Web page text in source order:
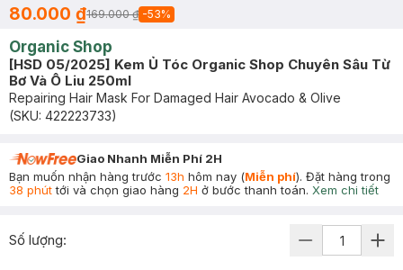
80.000 ₫169.000 ₫ -53%
Organic Shop
[HSD 05/2025] Kem Ủ Tóc Organic Shop Chuyên Sâu Từ
Bơ Và Ô Liu 250ml
Repairing Hair Mask For Damaged Hair Avocado & Olive
(SKU: 422223733)
Giao Nhanh Miễn Phí 2H
Bạn muốn nhận hàng trước 13h hôm nay (Miễn phí). Đặt hàng trong
38 phúttới và chọn giao hàng 2H ở bước thanh toán. Xem chi tiết
Số lượng: